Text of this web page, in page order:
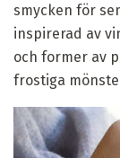
smycken för
inspirerad av
och former av
frostiga